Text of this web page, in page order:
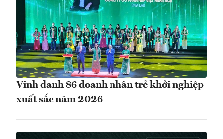
Vinh danh 86 doanh nhân trẻ khởi nghiệp
xuất sắc năm 2026